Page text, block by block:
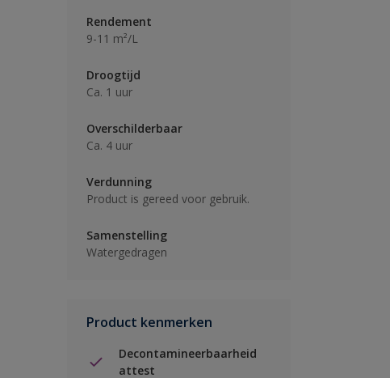
Rendement
9-11 m²/L
Droogtijd
Ca. 1 uur
Overschilderbaar
Ca. 4 uur
Verdunning
Product is gereed voor gebruik.
Samenstelling
Watergedragen
Product kenmerken
Decontamineerbaarheid
attest